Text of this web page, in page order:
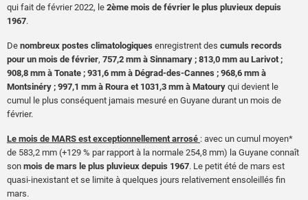
qui fait de février 2022, le 2ème mois de février le plus pluvieux depuis
1967.
De nombreux postes climatologiques enregistrent des cumuls records
pour un mois de février, 757,2 mm à Sinnamary ; 813,0 mm au Larivot ;
908,8 mm à Tonate ; 931,6 mm à Dégrad-des-Cannes ; 968,6 mm à
Montsinéry ; 997,1 mm à Roura et 1031,3 mm à Matoury qui devient le
cumul le plus conséquent jamais mesuré en Guyane durant un mois de
février.
Le mois de MARS est exceptionnellement arrosé : avec un cumul moyen*
de 583,2 mm (+129 % par rapport à la normale 254,8 mm) la Guyane connaît
son mois de mars le plus pluvieux depuis 1967. Le petit été de mars est
quasi-inexistant et se limite à quelques jours relativement ensoleillés fin
mars.